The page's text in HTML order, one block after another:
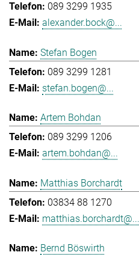
089 3299 1935
alexander.bock@...
Stefan Bogen
089 3299 1281
stefan.bogen@...
Artem Bohdan
089 3299 1206
artem.bohdan@...
Matthias Borchardt
03834 88 1270
matthias.borchardt@...
Bernd Böswirth